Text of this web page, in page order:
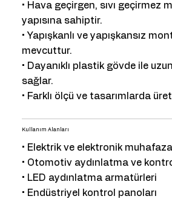
• Hava geçirgen, sıvı geçirmez
yapısına sahiptir.
• Yapışkanlı ve yapışkansız
mevcuttur.
• Dayanıklı plastik gövde ile
sağlar.
• Farklı ölçü ve tasarımlarda
Kullanım Alanları
• Elektrik ve elektronik
• Otomotiv aydınlatma ve
• LED aydınlatma armatürleri
• Endüstriyel kontrol panoları